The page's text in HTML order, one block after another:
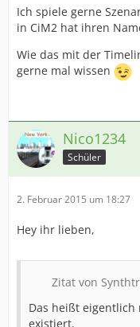
Ich spiele gerne
in CiM2 hat ihren
Wie das mit der
gerne mal wissen
Nico1234
Schüler
2. Februar 2015 um 18:27
Hey ihr lieben,
Zitat von
Das heißt
existiert.